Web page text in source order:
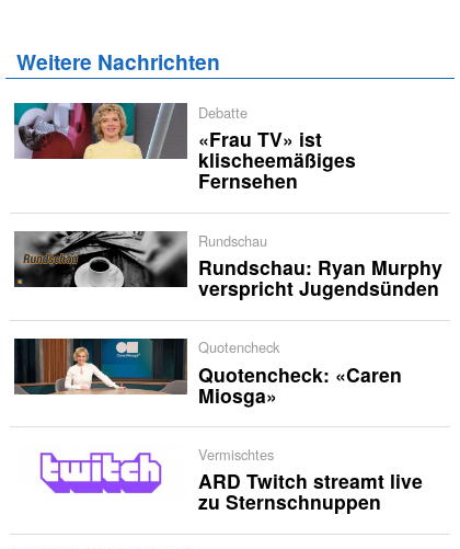
Weitere Nachrichten
Debatte
«Frau TV» ist
klischeemäßiges
Fernsehen
Rundschau
Rundschau: Ryan Murphy
verspricht Jugendsünden
Quotencheck
Quotencheck: «Caren
Miosga»
Vermischtes
ARD Twitch streamt live
zu Sternschnuppen